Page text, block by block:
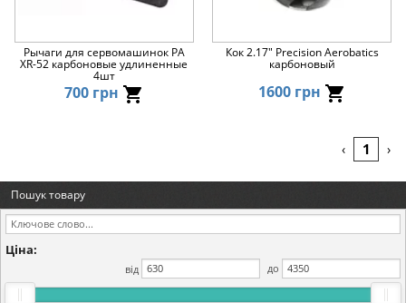
Рычаги для сервомашинок PA
XR-52 карбоновые удлиненные
4шт
700 грн
Кок 2.17" Precision Aerobatics
карбоновый
1600 грн
‹ 1 ›
Пошук товару
Ціна:
від до